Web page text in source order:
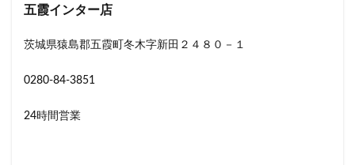
五霞インター店
茨城県猿島郡五霞町冬木字新田２４８０－１
0280-84-3851
24時間営業